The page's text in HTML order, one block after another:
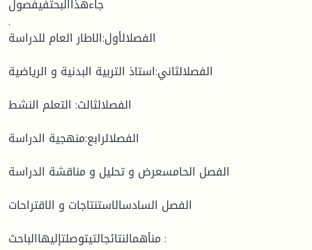
جاءهذاالبحثفيفصول
.
الفصلالأول:الاطار العام للدراسة
الفصلالثاني:استاذ التربية البدنية و الرياضية
الفصلالثالث: التعلم النشط
الفصلالرابع:منهجية الدراسة
الفصل الحامسعرض و تحليل و مناقشة الدراسة
الفصل السادسالاستنتاجات و الاقتراحات
منأهمالنتائجالتيتوصلتإليهاالباحث :